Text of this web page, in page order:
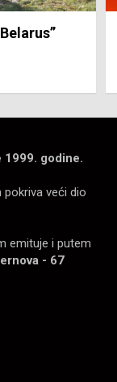
1999. godine.
pokriva veći dio
emituje i putem
- 67